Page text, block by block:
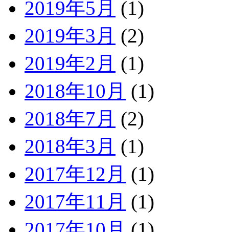
2019年5月 (1)
2019年3月 (2)
2019年2月 (1)
2018年10月 (1)
2018年7月 (2)
2018年3月 (1)
2017年12月 (1)
2017年11月 (1)